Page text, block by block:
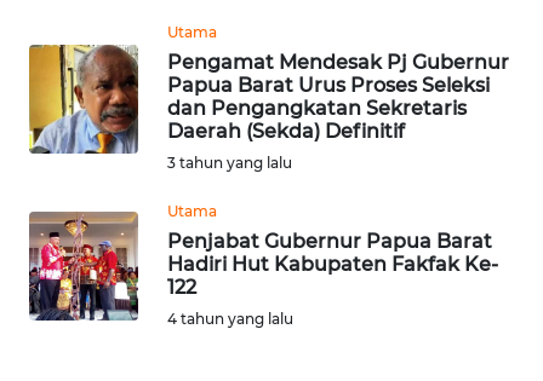
Utama
Pengamat Mendesak Pj Gubernur
Papua Barat Urus Proses Seleksi
dan Pengangkatan Sekretaris
Daerah (Sekda) Definitif
3 tahun yang lalu
Utama
Penjabat Gubernur Papua Barat
Hadiri Hut Kabupaten Fakfak Ke-
122
4 tahun yang lalu
INFO
IKLAN
TENTANG
PEDOMAN
MEDIA
SIBER